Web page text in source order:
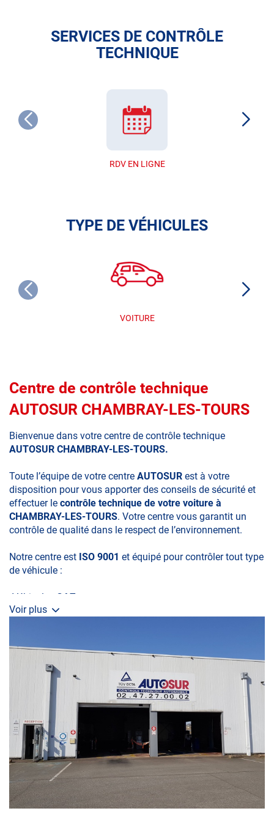
SERVICES DE CONTRÔLE
TECHNIQUE
RDV EN LIGNE
TYPE DE VÉHICULES
VOITURE
Centre de contrôle technique
AUTOSUR CHAMBRAY-LES-TOURS
Bienvenue dans votre centre de contrôle technique
AUTOSUR CHAMBRAY-LES-TOURS.
Toute l’équipe de votre centre AUTOSUR est à votre
disposition pour vous apporter des conseils de sécurité et
effectuer le contrôle technique de votre voiture à
CHAMBRAY-LES-TOURS. Votre centre vous garantit un
contrôle de qualité dans le respect de l’environnement.
Notre centre est ISO 9001 et équipé pour contrôler tout type
de véhicule :
•Véhicules GAZ
•Véhiculescollection (Autosur Classic, Partenaire FFVE)
•Camping Car et Gros Volume
Pour connaître l’état de votre véhicule à tout moment,
découvrez les différentes prestations de contrôle technique
du centre Autosur CHAMBRAY LES TOURS
•La visite initiale
•La Contre-visite
Voir plus